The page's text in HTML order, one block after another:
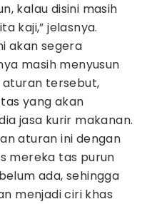
kalau disini masih
kaji,” jelasnya.
akan segera
masih menyusun
aturan tersebut,
yang akan
jasa kurir makanan.
aturan ini dengan
mereka tas purun
ada, sehingga
menjadi ciri khas